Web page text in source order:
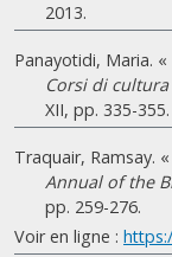
2013.
Panayotidi, Maria.
Corsi di
XII, pp. 335-355.
Traquair, Ramsay.
Annual of the
pp. 259-276.
Voir en ligne :